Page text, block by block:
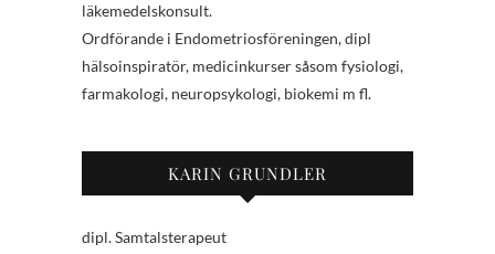
läkemedelskonsult.
Ordförande i Endometriosföreningen, dipl
hälsoinspiratör, medicinkurser såsom fysiologi,
farmakologi, neuropsykologi, biokemi m fl.
KARIN GRUNDLER
dipl. Samtalsterapeut